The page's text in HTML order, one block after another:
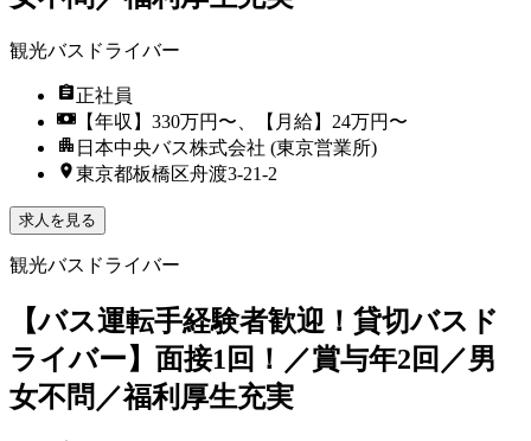
観光バスドライバー
正社員
【年収】330万円〜、【月給】24万円〜
日本中央バス株式会社 (東京営業所)
東京都板橋区舟渡3-21-2
求人を見る
観光バスドライバー
【バス運転手経験者歓迎！貸切バスド
ライバー】面接1回！／賞与年2回／男
女不問／福利厚生充実